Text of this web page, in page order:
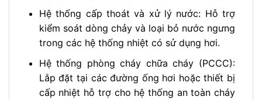
Hệ thống cấp thoát và xử lý nước: Hỗ trợ
kiểm soát dòng chảy và loại bỏ nước ngưng
trong các hệ thống nhiệt có sử dụng hơi.
Hệ thống phòng cháy chữa cháy (PCCC):
Lắp đặt tại các đường ống hơi hoặc thiết bị
cấp nhiệt hỗ trợ cho hệ thống an toàn cháy